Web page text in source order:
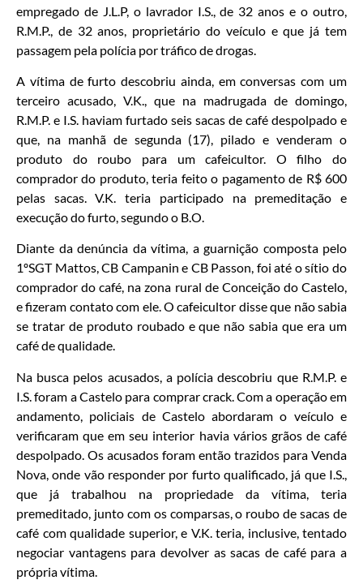
empregado de J.L.P, o lavrador I.S., de 32 anos e o outro,
R.M.P., de 32 anos, proprietário do veículo e que já tem
passagem pela polícia por tráfico de drogas.
A vítima de furto descobriu ainda, em conversas com um
terceiro acusado, V.K., que na madrugada de domingo,
R.M.P. e I.S. haviam furtado seis sacas de café despolpado e
que, na manhã de segunda (17), pilado e venderam o
produto do roubo para um cafeicultor. O filho do
comprador do produto, teria feito o pagamento de R$ 600
pelas sacas. V.K. teria participado na premeditação e
execução do furto, segundo o B.O.
Diante da denúncia da vítima, a guarnição composta pelo
1ºSGT Mattos, CB Campanin e CB Passon, foi até o sítio do
comprador do café, na zona rural de Conceição do Castelo,
e fizeram contato com ele. O cafeicultor disse que não sabia
se tratar de produto roubado e que não sabia que era um
café de qualidade.
Na busca pelos acusados, a polícia descobriu que R.M.P. e
I.S. foram a Castelo para comprar crack. Com a operação em
andamento, policiais de Castelo abordaram o veículo e
verificaram que em seu interior havia vários grãos de café
despolpado. Os acusados foram então trazidos para Venda
Nova, onde vão responder por furto qualificado, já que I.S.,
que já trabalhou na propriedade da vítima, teria
premeditado, junto com os comparsas, o roubo de sacas de
café com qualidade superior, e V.K. teria, inclusive, tentado
negociar vantagens para devolver as sacas de café para a
própria vítima.